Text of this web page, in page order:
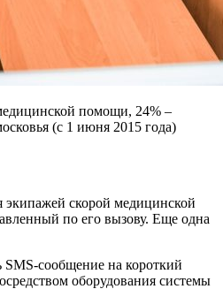
помощи, 24% –
(с 1 июня 2015 года)
экипажей скорой медицинской
по его вызову. Еще одна
сообщение на короткий
оборудования системы